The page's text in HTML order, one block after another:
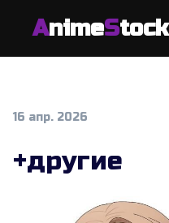
AnimeStock
16 апр. 2026
+другие